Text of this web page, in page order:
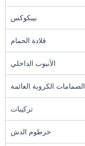
بيبكوكس
قلادة الحمام
الأنبوب الداخلي
الصمامات الكروية العائمة
تركيبات
خرطوم الدش